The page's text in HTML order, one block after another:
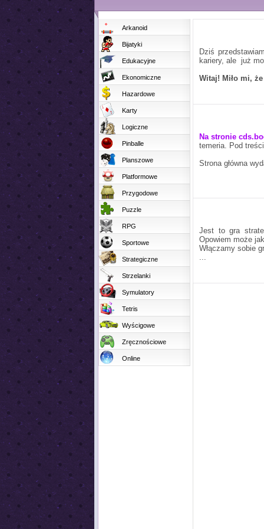
Arkanoid
Bijatyki
Edukacyjne
Ekonomiczne
Hazardowe
Karty
Logiczne
Pinballe
Planszowe
Platformowe
Przygodowe
Puzzle
RPG
Sportowe
Strategiczne
Strzelanki
Symulatory
Tetris
Wyścigowe
Zręcznościowe
Online
Dziś
kariery, ale już
Witaj! Miło mi,
Na stronie
temeria. Pod
Strona główna
Jest to gra
Opowiem może
Włączamy sobie
...